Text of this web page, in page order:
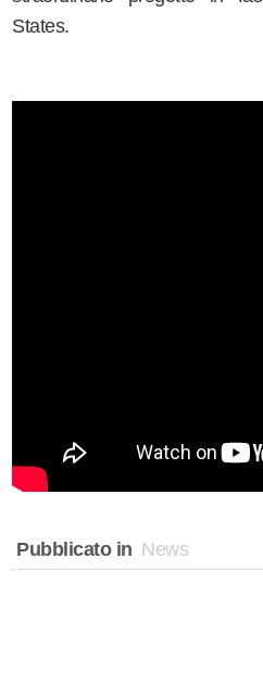
States.
Pubblicato in News